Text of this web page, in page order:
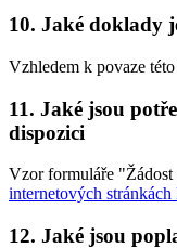
10. Jaké doklady
Vzhledem k povaze
11. Jaké jsou
dispozici
Vzor formuláře "Žádost
internetových stránkách
12. Jaké jsou